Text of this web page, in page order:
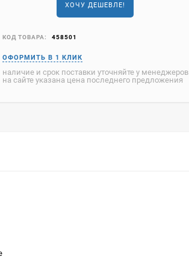
ХОЧУ ДЕШЕВЛЕ!
КОД ТОВАРА: 458501
наличие и срок поставки уточняйте у менеджеров
на сайте указана цена последнего предложения